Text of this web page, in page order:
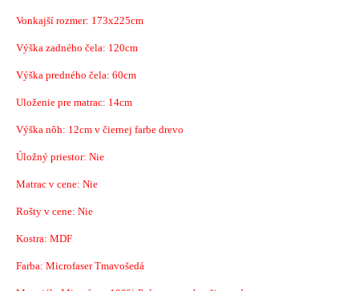
Vonkajší rozmer: 173x225cm
Výška zadného čela: 120cm
Výška predného čela: 60cm
Uloženie pre matrac: 14cm
Výška nôh: 12cm v čiernej farbe drevo
Úložný priestor: Nie
Matrac v cene: Nie
Rošty v cene: Nie
Kostra: MDF
Farba: Microfaser Tmavošedá